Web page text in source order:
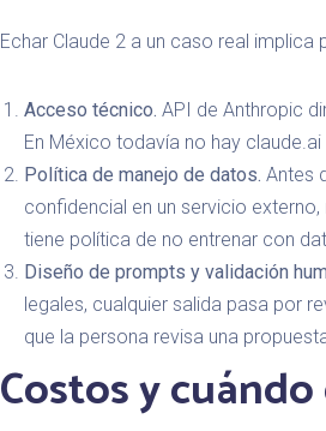
Echar Claude 2 a un caso real
Acceso técnico. API de Anthropic
En México todavía no hay
Política de manejo de datos. Antes
confidencial en un servicio
tiene política de no entrenar con
Diseño de prompts y validación
legales, cualquier salida pasa por
que la persona revisa una
Costos y